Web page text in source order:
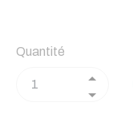
Quantité